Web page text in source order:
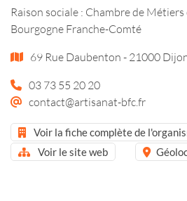
Raison sociale : Chambre de
Bourgogne Franche-Comté
69 Rue Daubenton - 21000
03 73 55 20 20
contact@artisanat-bfc.fr
Voir la fiche complète de
Voir le site web